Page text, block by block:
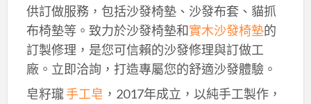
供訂做服務，包括沙發椅墊、沙發布套、貓抓
布椅墊等。致力於沙發椅墊和實木沙發椅墊的
訂製修理，是您可信賴的沙發修理與訂做工
廠。立即洽詢，打造專屬您的舒適沙發體驗。
皂籽瓏手工皂 ，2017年成立，以純手工製作，